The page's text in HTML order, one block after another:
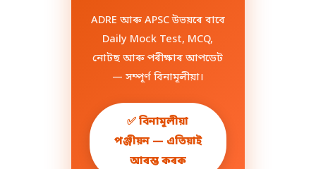
ADRE আৰু APSC উভয়ৰে বাবে
Daily Mock Test, MCQ,
নোটছ আৰু পৰীক্ষাৰ আপডেট
— সম্পূৰ্ণ বিনামূলীয়া।
✅ বিনামূলীয়া
পঞ্জীয়ন — এতিয়াই
আৰম্ভ কৰক